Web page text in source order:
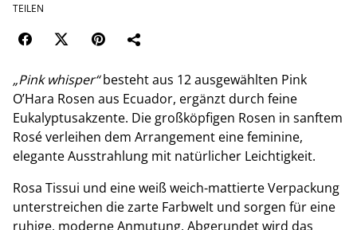
TEILEN
„Pink whisper“besteht aus 12 ausgewählten Pink
O’Hara Rosen aus Ecuador, ergänzt durch feine
Eukalyptusakzente. Die großköpfigen Rosen in sanftem
Rosé verleihen dem Arrangement eine feminine,
elegante Ausstrahlung mit natürlicher Leichtigkeit.
Rosa Tissui und eine weiß weich-mattierte Verpackung
unterstreichen die zarte Farbwelt und sorgen für eine
ruhige, moderne Anmutung. Abgerundet wird das